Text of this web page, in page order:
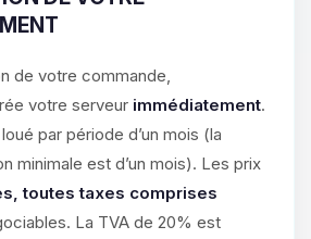
de votre commande,
votre serveur immédiatement.
par période d’un mois (la
minimale est d’un mois). Les prix
toutes taxes comprises
La TVA de 20% est